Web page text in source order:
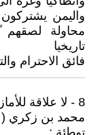
واليمن
محاولة
تاريخيا
فائق الاحترام
8 - لا علاقة للأمازيغ باليمن 1
محمد بن زكري ( 2025 / 3 / 1 - 07:59 )